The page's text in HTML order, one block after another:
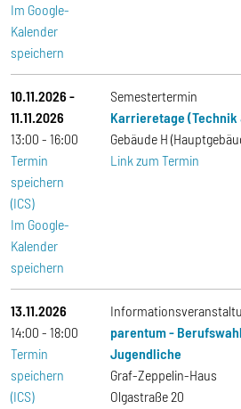
Im Google-
Kalender
speichern
10.11.2026-
11.11.2026
13:00
16:00
Termin
speichern
(ICS)
Im Google-
Kalender
speichern
Semestertermin
Karrieretage
Gebäude H
Link zum Termin
13.11.2026
14:00
18:00
Termin
speichern
(ICS)
parentum -
Jugendliche
Graf-Zeppelin-Haus
Olgastraße 20